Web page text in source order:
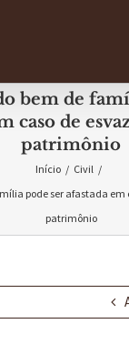
bem de
caso de
patrimônio
Início / Civil /
pode ser afastada
patrimônio